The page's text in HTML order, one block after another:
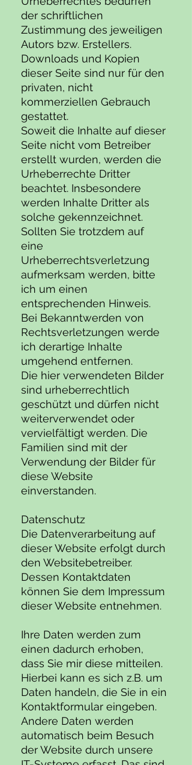
der schriftlichen
Zustimmung des jeweiligen
Autors bzw. Erstellers.
Downloads und Kopien
dieser Seite sind nur für den
privaten, nicht
kommerziellen Gebrauch
gestattet.
Soweit die Inhalte auf dieser
Seite nicht vom Betreiber
erstellt wurden, werden die
Urheberrechte Dritter
beachtet. Insbesondere
werden Inhalte Dritter als
solche gekennzeichnet.
Sollten Sie trotzdem auf
eine
Urheberrechtsverletzung
aufmerksam werden, bitte
ich um einen
entsprechenden Hinweis.
Bei Bekanntwerden von
Rechtsverletzungen werde
ich derartige Inhalte
umgehend entfernen.
Die hier verwendeten Bilder
sind urheberrechtlich
geschützt und dürfen nicht
weiterverwendet oder
vervielfältigt werden. Die
Familien sind mit der
Verwendung der Bilder für
diese Website
einverstanden.
Datenschutz
Die Datenverarbeitung auf
dieser Website erfolgt durch
den Websitebetreiber.
Dessen Kontaktdaten
können Sie dem Impressum
dieser Website entnehmen.
Ihre Daten werden zum
einen dadurch erhoben,
dass Sie mir diese mitteilen.
Hierbei kann es sich z.B. um
Daten handeln, die Sie in ein
Kontaktformular eingeben.
Andere Daten werden
automatisch beim Besuch
der Website durch unsere